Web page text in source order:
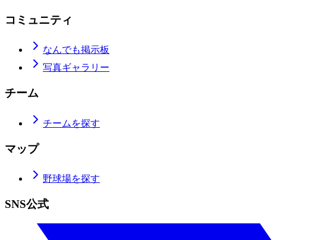
コミュニティ
なんでも掲示板
写真ギャラリー
チーム
チームを探す
マップ
野球場を探す
SNS公式